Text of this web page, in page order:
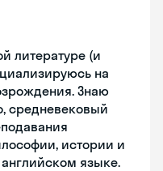
литературе (и
на
Знаю
средневековый
истории и
языке.